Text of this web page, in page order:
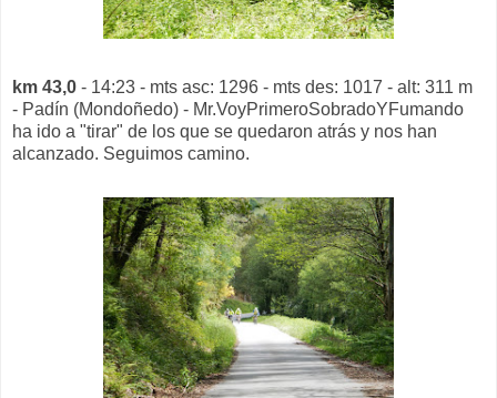
km 43,0 - 14:23 - mts asc: 1296 - mts des: 1017 - alt: 311 m
- Padín (Mondoñedo) - Mr.VoyPrimeroSobradoYFumando
ha ido a "tirar" de los que se quedaron atrás y nos han
alcanzado. Seguimos camino.